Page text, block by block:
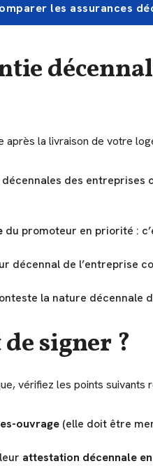
les assurances
la livraison de votre
des
du promoteur en priorité :
décennal de l’entreprise
la nature
signer ?
vérifiez les points suivants
ouvrage (elle doit être
attestation décennale